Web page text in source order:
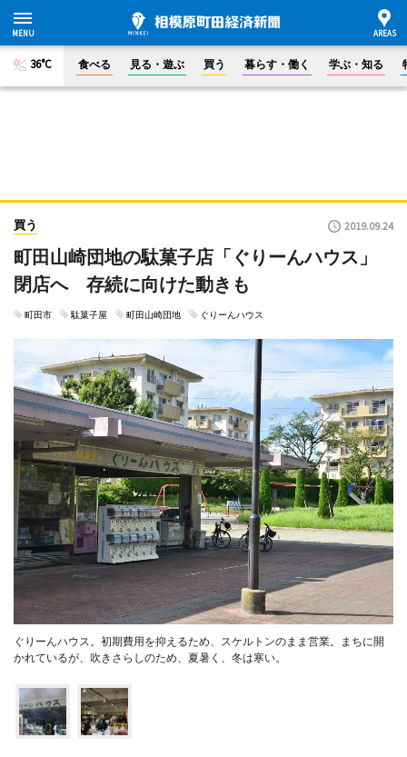
36°C 食べる 見る・遊ぶ 買う 暮らす・働く 学ぶ・知る
買う 2019.09.24
町田山崎団地の駄菓子店「ぐりーんハウス」
閉店へ 存続に向けた動きも
町田市 駄菓子屋 町田山崎団地 ぐりーんハウス
ぐりーんハウス。初期費用を抑えるため、スケルトンのまま営業。まちに開
かれているが、吹きさらしのため、夏暑く、冬は寒い。